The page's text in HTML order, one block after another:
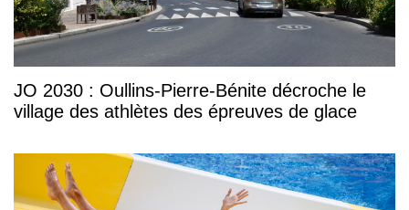
JO 2030 : Oullins-Pierre-Bénite décroche le
village des athlètes des épreuves de glace